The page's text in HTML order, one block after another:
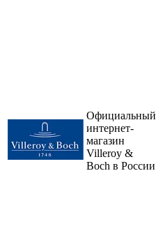
Официальный
интернет-
магазин
Villeroy &
Boch в России